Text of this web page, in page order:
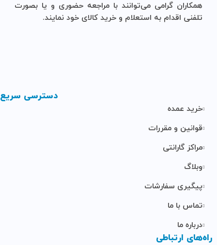
همکاران گرامی می‌توانند با مراجعه حضوری و یا بصورت
تلفنی اقدام به استعلام و خرید کالای خود نمایند.
دسترسی سریع
خرید عمده
قوانین و مقررات
مراکز گارانتی
وبلاگ
پیگیری سفارشات
تماس با ما
درباره ما
راه‌های ارتباطی